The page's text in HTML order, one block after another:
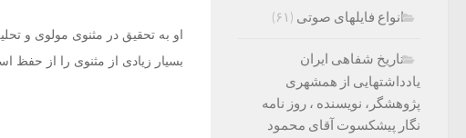
او به تحقیق در مثنوی مولوی و
بسیار زیادی از مثنوی را از
انواع فایلهای صوتی (۶۱)
تاریخ شفاهی ایران
یادداشتهایی از همشهری
پژوهشگر، نویسنده ، روز نامه
نگار پیشکسوت آقای محمود